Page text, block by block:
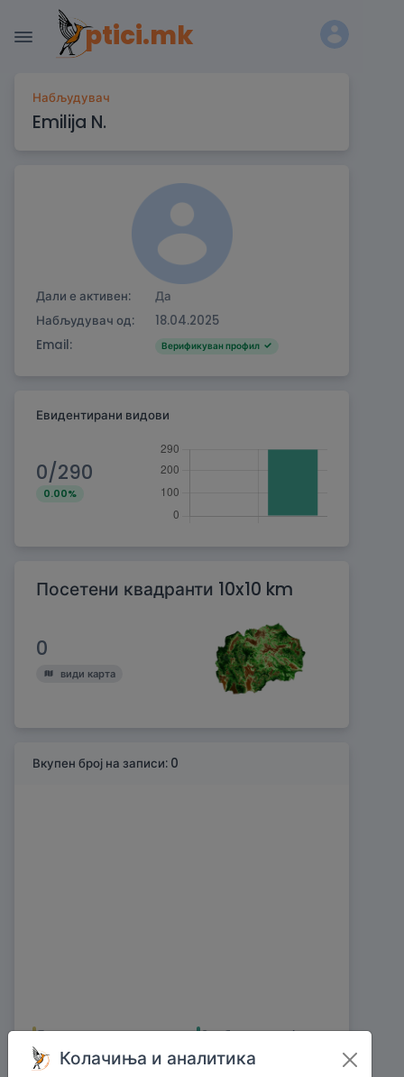
ptici.mk
Набљудувач
Emilija N.
Дали е активен:
Да
Набљудувач од:
18.04.2025
Email:
Верификуван профил
Евидентирани видови
0/290
0.00%
Посетени квадранти 10x10 km
0
види карта
Вкупен број на записи: 0
Директни записи
0
Слободна сесија
0
Колачиња и аналитика